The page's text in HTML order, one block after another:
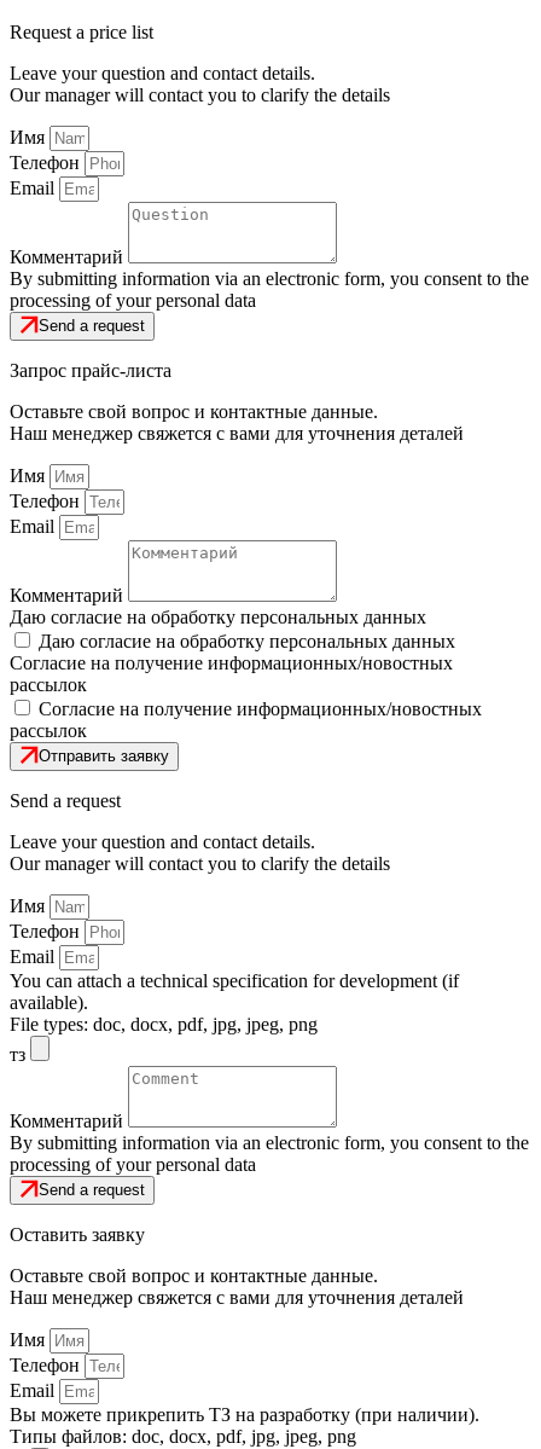
Request a price list
Leave your question and contact details.
Our manager will contact you to clarify the details
Имя
Телефон
Email
Комментарий
By submitting information via an electronic form, you consent to the
processing of your personal data
Send a request
Запрос прайс-листа
Оставьте свой вопрос и контактные данные.
Наш менеджер свяжется с вами для уточнения деталей
Имя
Телефон
Email
Комментарий
Даю согласие на обработку персональных данных
Даю согласие на обработку персональных данных
Согласие на получение информационных/новостных
рассылок
Согласие на получение информационных/новостных
рассылок
Отправить заявку
Send a request
Leave your question and contact details.
Our manager will contact you to clarify the details
Имя
Телефон
Email
You can attach a technical specification for development (if
available).
File types: doc, docx, pdf, jpg, jpeg, png
тз
Комментарий
By submitting information via an electronic form, you consent to the
processing of your personal data
Send a request
Оставить заявку
Оставьте свой вопрос и контактные данные.
Наш менеджер свяжется с вами для уточнения деталей
Имя
Телефон
Email
Вы можете прикрепить ТЗ на разработку (при наличии).
Типы файлов: doc, docx, pdf, jpg, jpeg, png